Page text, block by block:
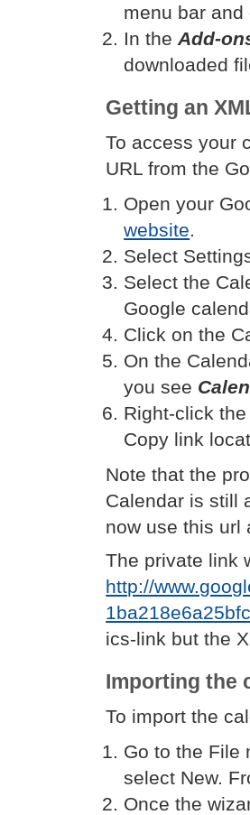
menu bar
In theAdd-
downloaded
Getting an
To access your
URL from the
Open your
website.
Select
Select the
Google
Click on the
On the
you see
Right-click
Copy link
Note that the
Calendar is still
now use this url
The private link
http://
ics-link but the
Importing the
To import the
Go to the File
select New.
Once the